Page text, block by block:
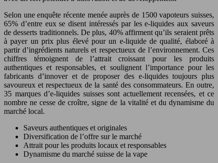
Selon une enquête récente menée auprès de 1500 vapoteurs suisses,
65% d’entre eux se disent intéressés par les e-liquides aux saveurs
de desserts traditionnels. De plus, 40% affirment qu’ils seraient prêts
à payer un prix plus élevé pour un e-liquide de qualité, élaboré à
partir d’ingrédients naturels et respectueux de l’environnement. Ces
chiffres témoignent de l’attrait croissant pour les produits
authentiques et responsables, et soulignent l’importance pour les
fabricants d’innover et de proposer des e-liquides toujours plus
savoureux et respectueux de la santé des consommateurs. En outre,
35 marques d’e-liquides suisses sont actuellement recensées, et ce
nombre ne cesse de croître, signe de la vitalité et du dynamisme du
marché local.
Saveurs authentiques et originales
Diversification de l’offre sur le marché
Attrait pour les produits locaux et responsables
Dynamisme du marché suisse de la vape